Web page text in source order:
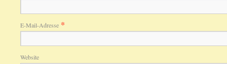
E-Mail-Adresse *
Website